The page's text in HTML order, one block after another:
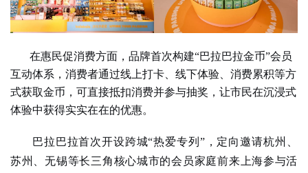
在惠民促消费方面，品牌首次构建“巴拉巴拉金币”会员
互动体系，消费者通过线上打卡、线下体验、消费累积等方
式获取金币，可直接抵扣消费并参与抽奖，让市民在沉浸式
体验中获得实实在在的优惠。
巴拉巴拉首次开设跨城“热爱专列”，定向邀请杭州、
苏州、无锡等长三角核心城市的会员家庭前来上海参与活